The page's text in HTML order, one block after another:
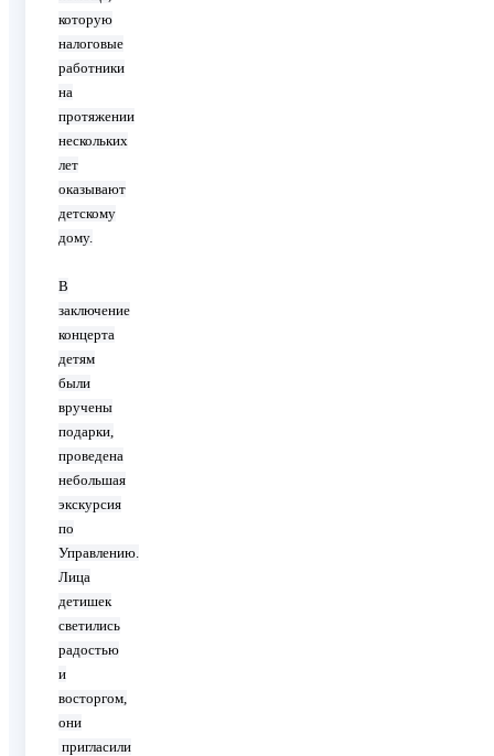
которую
налоговые
работники
на
протяжении
нескольких
лет
оказывают
детскому
дому.
В
заключение
концерта
детям
были
вручены
подарки,
проведена
небольшая
экскурсия
по
Управлению.
Лица
детишек
светились
радостью
и
восторгом,
они
пригласили